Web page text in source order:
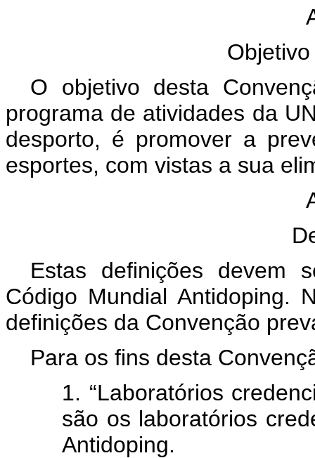
O objetivo desta
programa de atividades da
desporto, é promover a
esportes, com vistas a sua
Estas definições devem
Código Mundial Antidoping.
definições da Convenção
Para os fins desta
1. “Laboratórios
são os laboratórios
Antidoping.